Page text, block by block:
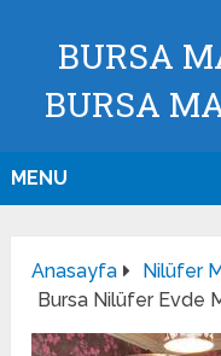
BURSA
BURSA
MENU
Anasayfa
Nilüfer
Bursa Nilüfer Evde